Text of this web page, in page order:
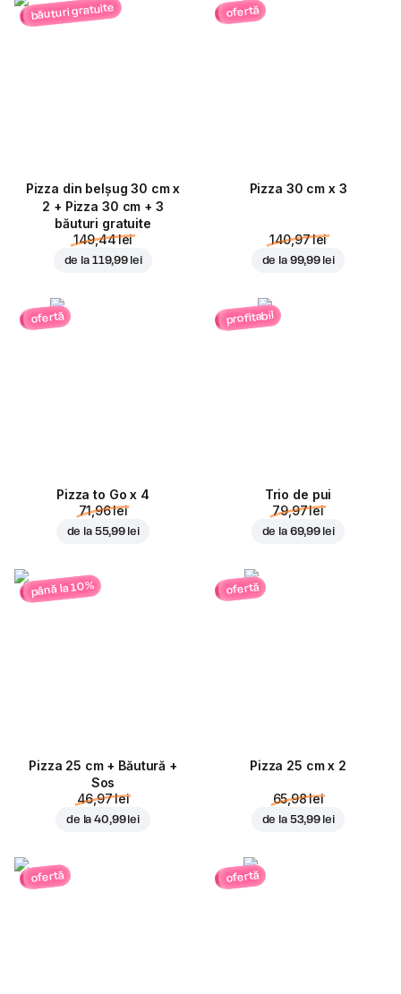
băuturi gratuite
Pizza din belșug 30 cm x
2 + Pizza 30 cm + 3
băuturi gratuite
149,44 lei
de la 119,99 lei
ofertă
Pizza 30 cm x 3
140,97 lei
de la 99,99 lei
ofertă
Pizza to Go x 4
71,96 lei
de la 55,99 lei
profitabil
Trio de pui
79,97 lei
de la 69,99 lei
până la 10%
Pizza 25 cm + Băutură +
Sos
46,97 lei
de la40,99 lei
ofertă
Pizza 25 cm x 2
65,98 lei
de la 53,99 lei
ofertă ofertă